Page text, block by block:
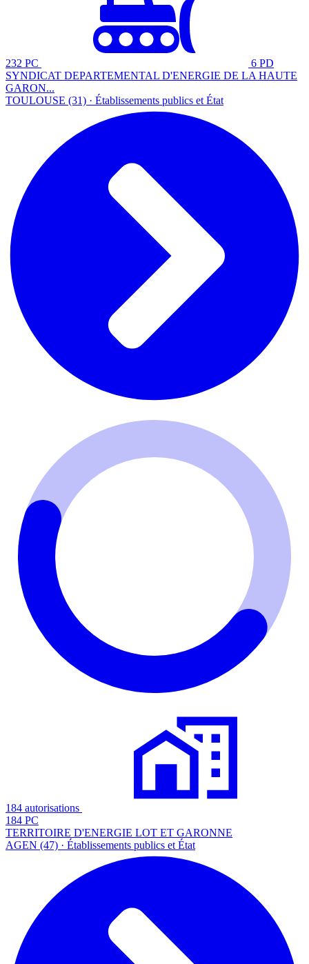
232 PC
6 PD
SYNDICAT DEPARTEMENTAL D'ENERGIE DE LA HAUTE
GARON...
TOULOUSE (31) · Établissements publics et État
184 autorisations
184 PC
TERRITOIRE D'ENERGIE LOT ET GARONNE
AGEN (47) · Établissements publics et État